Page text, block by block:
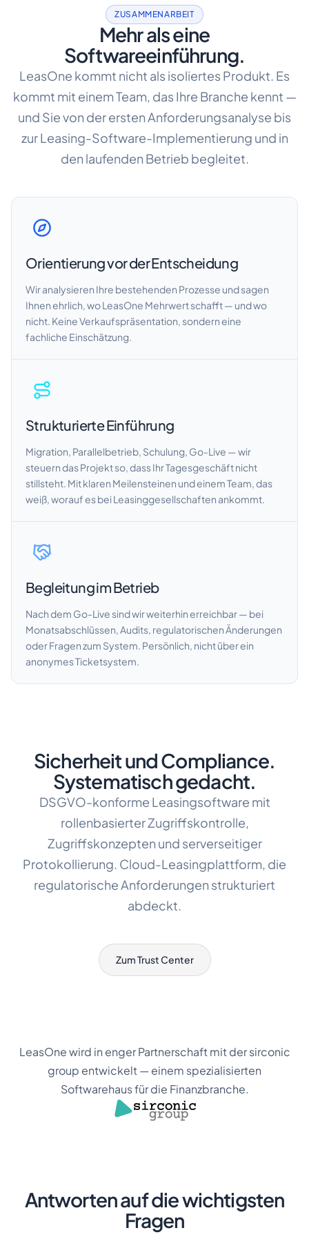
ZUSAMMENARBEIT
Mehr als eine
Softwareeinführung.
LeasOne kommt nicht als isoliertes Produkt. Es
kommt mit einem Team, das Ihre Branche kennt —
und Sie von der ersten Anforderungsanalyse bis
zur Leasing-Software-Implementierung und in
den laufenden Betrieb begleitet.
Orientierung vor der Entscheidung
Wir analysieren Ihre bestehenden Prozesse und sagen
Ihnen ehrlich, wo LeasOne Mehrwert schafft — und wo
nicht. Keine Verkaufspräsentation, sondern eine
fachliche Einschätzung.
Strukturierte Einführung
Migration, Parallelbetrieb, Schulung, Go-Live — wir
steuern das Projekt so, dass Ihr Tagesgeschäft nicht
stillsteht. Mit klaren Meilensteinen und einem Team, das
weiß, worauf es bei Leasinggesellschaften ankommt.
Begleitung im Betrieb
Nach dem Go-Live sind wir weiterhin erreichbar — bei
Monatsabschlüssen, Audits, regulatorischen Änderungen
oder Fragen zum System. Persönlich, nicht über ein
anonymes Ticketsystem.
Sicherheit und Compliance.
Systematisch gedacht.
DSGVO-konforme Leasingsoftware mit
rollenbasierter Zugriffskontrolle,
Zugriffskonzepten und serverseitiger
Protokollierung. Cloud-Leasingplattform, die
regulatorische Anforderungen strukturiert
abdeckt.
Zum Trust Center
LeasOne wird in enger Partnerschaft mit der sirconic
group entwickelt — einem spezialisierten
Softwarehaus für die Finanzbranche.
Antworten auf die wichtigsten
Fragen